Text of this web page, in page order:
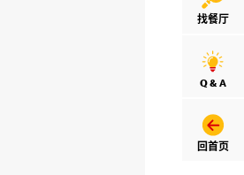
找餐厅
Q & A
回首页